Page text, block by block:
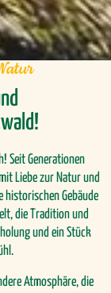
Seit Generationen
Liebe zur Natur und
Gebäude
die Tradition und
und ein Stück
Atmosphäre, die